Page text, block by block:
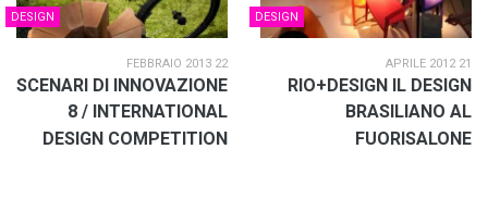
DESIGN
22 FEBBRAIO 2013
SCENARI DI INNOVAZIONE
8 / INTERNATIONAL
DESIGN COMPETITION
DESIGN
21 APRILE 2012
RIO+DESIGN IL DESIGN
BRASILIANO AL
FUORISALONE